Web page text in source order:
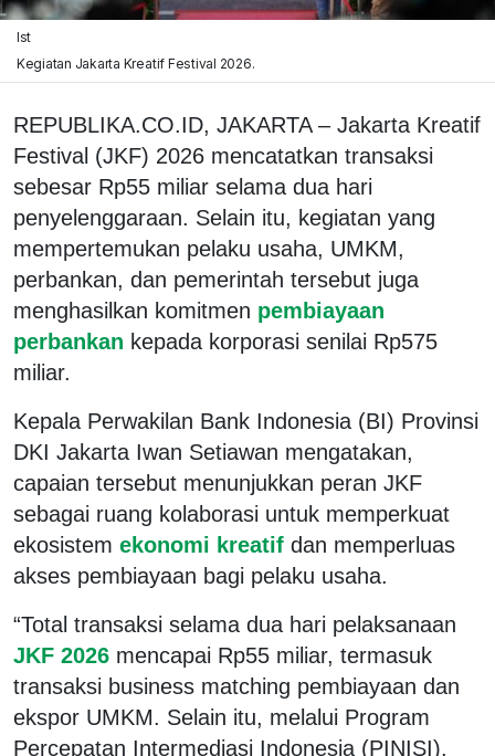
Ist
Kegiatan Jakarta Kreatif Festival 2026.
REPUBLIKA.CO.ID, JAKARTA – Jakarta Kreatif
Festival (JKF) 2026 mencatatkan transaksi
sebesar Rp55 miliar selama dua hari
penyelenggaraan. Selain itu, kegiatan yang
mempertemukan pelaku usaha, UMKM,
perbankan, dan pemerintah tersebut juga
menghasilkan komitmen pembiayaan
perbankan kepada korporasi senilai Rp575
miliar.
Kepala Perwakilan Bank Indonesia (BI) Provinsi
DKI Jakarta Iwan Setiawan mengatakan,
capaian tersebut menunjukkan peran JKF
sebagai ruang kolaborasi untuk memperkuat
ekosistem ekonomi kreatif dan memperluas
akses pembiayaan bagi pelaku usaha.
“Total transaksi selama dua hari pelaksanaan
JKF 2026 mencapai Rp55 miliar, termasuk
transaksi business matching pembiayaan dan
ekspor UMKM. Selain itu, melalui Program
Percepatan Intermediasi Indonesia (PINISI),